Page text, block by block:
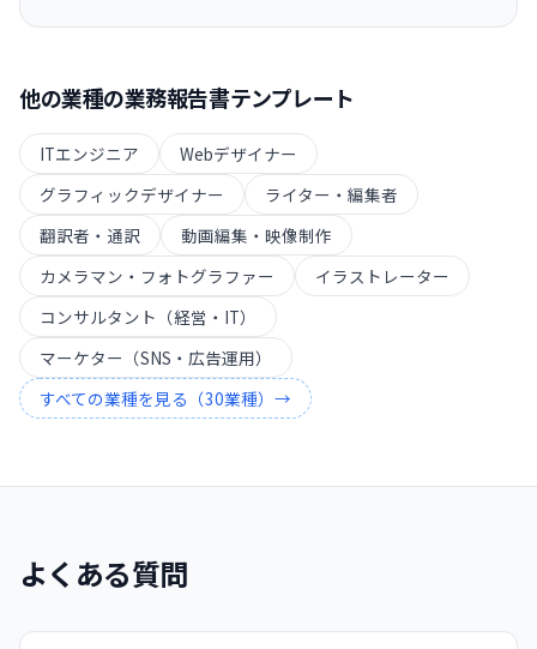
他の業種の業務報告書テンプレート
ITエンジニア
Webデザイナー
グラフィックデザイナー
ライター・編集者
翻訳者・通訳
動画編集・映像制作
カメラマン・フォトグラファー
イラストレーター
コンサルタント（経営・IT）
マーケター（SNS・広告運用）
すべての業種を見る（30業種）→
よくある質問